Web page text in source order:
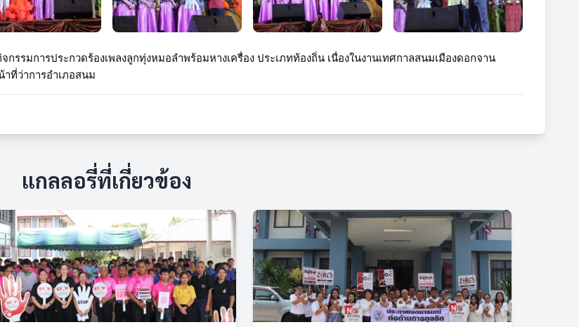
รมการประกวดร้องเพลงลูกทุ่งหมอลำพร้อมหางเครื่อง ประเภทท้องถิ่น เนื่องในงานเทศกาลสนมเมืองดอกจาน
ที่ว่าการอำเภอสนม
แกลลอรี่ที่เกี่ยวข้อง